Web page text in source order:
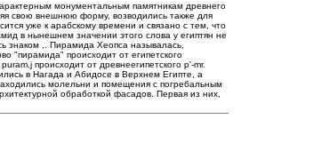
монументальным памятникам древнего
свою внешнюю форму, возводились также для
уже к арабскому времени и связано с тем, что
в нынешнем значении этого слова у египтян не
знаком ,. Пирамида Хеопса называлась,
"пирамида" происходит от египетского
происходит от древнеегипетского p'-mr.
в Нагада и Абидосе в Верхнем Египте, а
молельни и помещения с погребальным
обработкой фасадов. Первая из них,